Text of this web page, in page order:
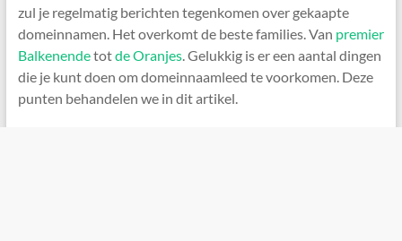
zul je regelmatig berichten tegenkomen over gekaapte
domeinnamen. Het overkomt de beste families. Van premier
Balkenendetotde Oranjes. Gelukkig is er een aantal dingen
die je kunt doen om domeinnaamleed te voorkomen. Deze
punten behandelen we in dit artikel.